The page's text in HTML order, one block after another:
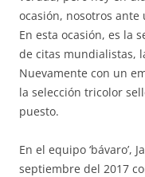
ocasión, nosotros ante
En esta ocasión, es la
de citas mundialistas,
Nuevamente con un
la selección tricolor
puesto.
En el equipo ‘bávaro’,
septiembre del 2017